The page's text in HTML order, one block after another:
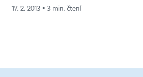
17. 2. 2013 ▪ 3 min. čtení